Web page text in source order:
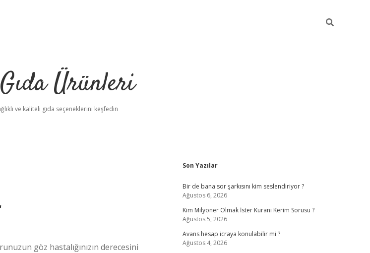
Ürünleri
ve kaliteli gıda seçeneklerini keşfedin
göz hastalığınızın derecesini
Sidebar
Son Yazılar
Bir de bana sor şarkısını kim seslendiriyor ?
Ağustos 6, 2026
Kim Milyoner Olmak İster Kuranı Kerim Sorusu ?
Ağustos 5, 2026
Avans hesap icraya konulabilir mi ?
Ağustos 4, 2026